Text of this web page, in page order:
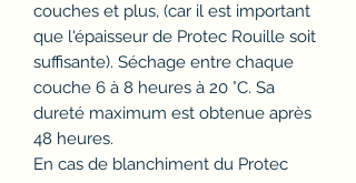
couches et plus, (car il est important
que l'épaisseur de Protec Rouille soit
suffisante). Séchage entre chaque
couche 6 à 8 heures à 20 °C. Sa
dureté maximum est obtenue après
48 heures.
En cas de blanchiment du Protec